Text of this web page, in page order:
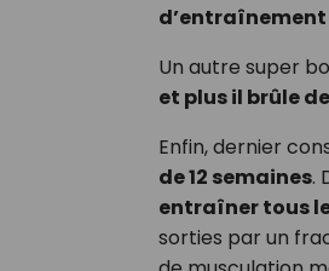
Un autre super
et plus il brûle
Enfin, dernier
de 12 semaines.
entraîner tous
sorties par un